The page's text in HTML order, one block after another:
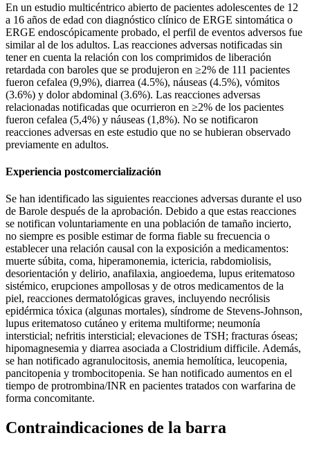
En un estudio multicéntrico abierto de pacientes adolescentes de 12
a 16 años de edad con diagnóstico clínico de ERGE sintomática o
ERGE endoscópicamente probado, el perfil de eventos adversos fue
similar al de los adultos. Las reacciones adversas notificadas sin
tener en cuenta la relación con los comprimidos de liberación
retardada con baroles que se produjeron en ≥2% de 111 pacientes
fueron cefalea (9,9%), diarrea (4.5%), náuseas (4.5%), vómitos
(3.6%) y dolor abdominal (3.6%). Las reacciones adversas
relacionadas notificadas que ocurrieron en ≥2% de los pacientes
fueron cefalea (5,4%) y náuseas (1,8%). No se notificaron
reacciones adversas en este estudio que no se hubieran observado
previamente en adultos.
Experiencia postcomercialización
Se han identificado las siguientes reacciones adversas durante el uso
de Barole después de la aprobación. Debido a que estas reacciones
se notifican voluntariamente en una población de tamaño incierto,
no siempre es posible estimar de forma fiable su frecuencia o
establecer una relación causal con la exposición a medicamentos:
muerte súbita, coma, hiperamonemia, ictericia, rabdomiolisis,
desorientación y delirio, anafilaxia, angioedema, lupus eritematoso
sistémico, erupciones ampollosas y de otros medicamentos de la
piel, reacciones dermatológicas graves, incluyendo necrólisis
epidérmica tóxica (algunas mortales), síndrome de Stevens-Johnson,
lupus eritematoso cutáneo y eritema multiforme; neumonía
intersticial; nefritis intersticial; elevaciones de TSH; fracturas óseas;
hipomagnesemia y diarrea asociada a Clostridium difficile. Además,
se han notificado agranulocitosis, anemia hemolítica, leucopenia,
pancitopenia y trombocitopenia. Se han notificado aumentos en el
tiempo de protrombina/INR en pacientes tratados con warfarina de
forma concomitante.
Contraindicaciones de la barra